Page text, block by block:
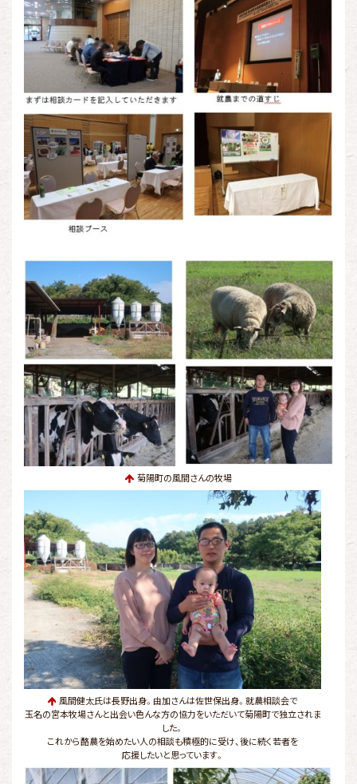
菊陽町の風間さんの牧場
風間健太氏は長野出身。由加さんは佐世保出身。就農相談会で
玉名の宮本牧場さんと出会い色んな方の協力をいただいて菊陽町で独立されま
した。
これから酪農を始めたい人の相談も積極的に受け、後に続く若者を
応援したいと思っています。